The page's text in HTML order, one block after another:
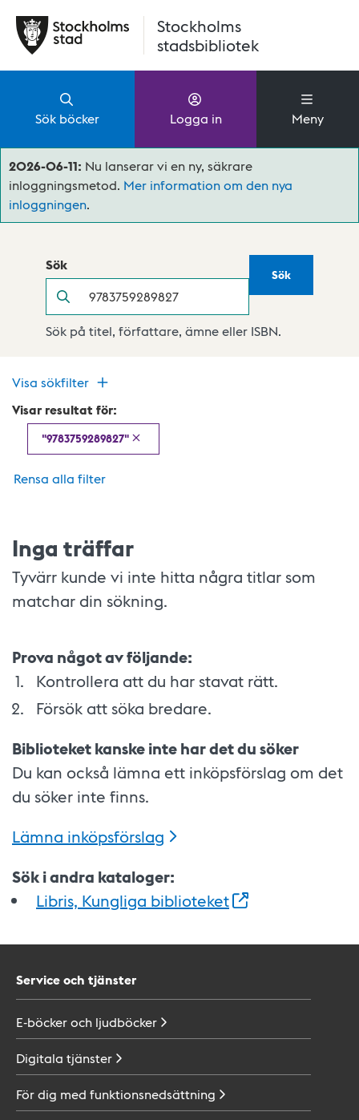
Stockholms
stadsbibliotek
Sök böcker Logga in Meny
2026-06-11: Nu lanserar vi en ny, säkrare
inloggningsmetod. Mer information om den nya
inloggningen.
Sök
Sök
Sök på titel, författare, ämne eller ISBN.
Visa sökfilter
Visar resultat för:
"9783759289827"
Rensa alla filter
Inga träffar
Tyvärr kunde vi inte hitta några titlar som
matchar din sökning.
Prova något av följande:
Kontrollera att du har stavat rätt.
Försök att söka bredare.
Biblioteket kanske inte har det du söker
Du kan också lämna ett inköpsförslag om det
du söker inte finns.
Lämna inköpsförslag
Sök i andra kataloger:
Libris, Kungliga biblioteket
Service och tjänster
E-böcker och ljudböcker
Digitala tjänster
För dig med funktionsnedsättning